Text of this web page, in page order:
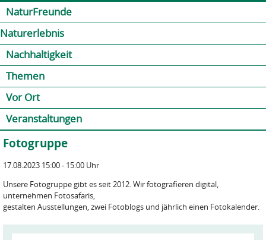
NaturFreunde
Naturerlebnis
Nachhaltigkeit
Themen
Vor Ort
Veranstaltungen
Fotogruppe
17.08.2023 15:00 - 15:00 Uhr
Unsere Fotogruppe gibt es seit 2012. Wir fotografieren digital,
unternehmen Fotosafaris,
gestalten Ausstellungen, zwei Fotoblogs und jährlich einen Fotokalender.